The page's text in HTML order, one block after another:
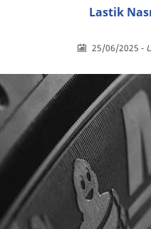
Lastik
25/06/2025 -